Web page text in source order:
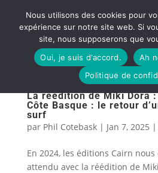
La réédition de Miki Dora
Côte Basque : le retour
surf
par Phil Cotebask| Jan 7, 2025 |
En 2024, les éditions Cairn
attendu avec la réédition de
Nous utilisons des cookies pour
expérience sur notre site web. Si
site, nous supposerons que
Oui, je suis d'accord.
Ah
Politique de